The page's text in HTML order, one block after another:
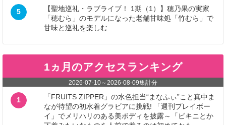
5
【聖地巡礼・ラブライブ！ 1期（1）】穂乃果の実家
「穂むら」のモデルになった老舗甘味処「竹むら」で
甘味と巡礼を楽しむ
1ヵ月のアクセスランキング
2026-07-10～2026-08-09集計分
1
「FRUITS ZIPPER」の水色担当“まなふぃ”こと真中ま
なが待望の初水着グラビアに挑戦! 「週刊プレイボー
イ」でメリハリのある美ボディを披露～「ビキニとか